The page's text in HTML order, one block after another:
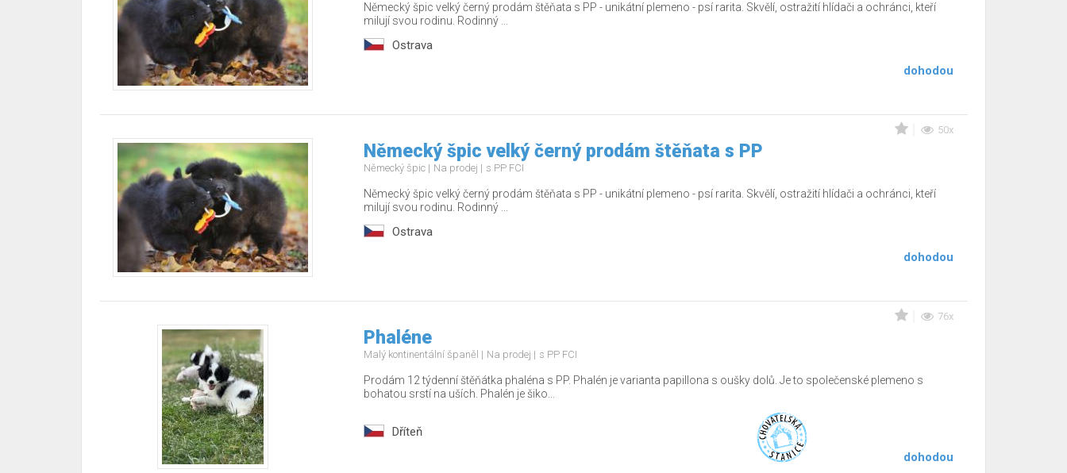
Německý špic velký černý prodám štěňata s PP - unikátní plemeno - psí rarita. Skvělí, ostražití hlídači a ochránci, kteří
milují svou rodinu. Rodinný ...
Ostrava
dohodou
50x
Německý špic velký černý prodám štěňata s PP
Německý špic Na prodej s PP FCI
Německý špic velký černý prodám štěňata s PP - unikátní plemeno - psí rarita. Skvělí, ostražití hlídači a ochránci, kteří
milují svou rodinu. Rodinný ...
Ostrava
dohodou
76x
Phaléne
Malý kontinentální španěl Na prodej s PP FCI
Prodám 12 týdenní štěňátka phaléna s PP. Phalén je varianta papillona s oušky dolů. Je to společenské plemeno s
bohatou srstí na uších. Phalén je šiko...
Dříteň
dohodou